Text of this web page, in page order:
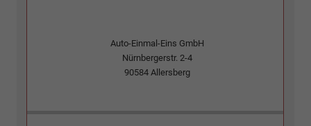
Auto-Einmal-Eins GmbH
Nürnbergerstr. 2-4
90584 Allersberg